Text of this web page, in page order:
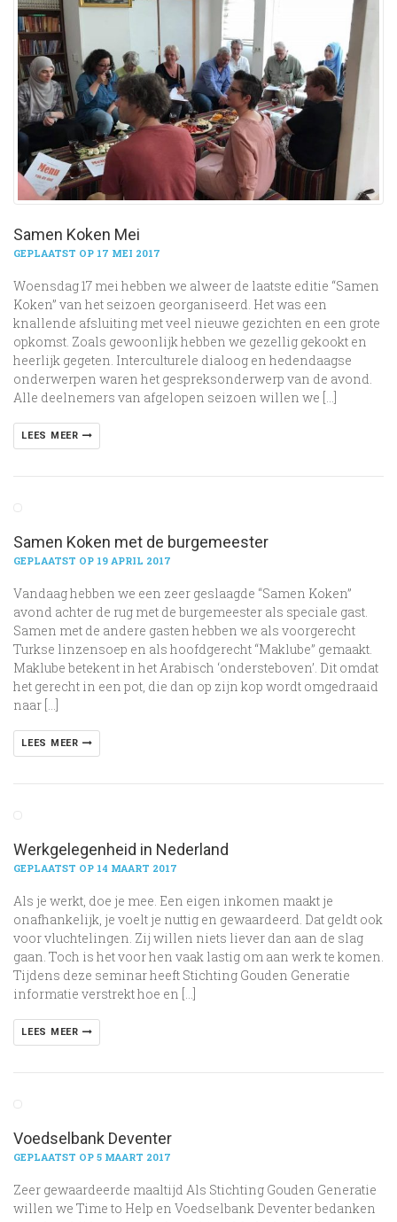
Samen Koken Mei
GEPLAATST OP 17 MEI 2017
Woensdag 17 mei hebben we alweer de laatste editie “Samen
Koken” van het seizoen georganiseerd. Het was een
knallende afsluiting met veel nieuwe gezichten en een grote
opkomst. Zoals gewoonlijk hebben we gezellig gekookt en
heerlijk gegeten. Interculturele dialoog en hedendaagse
onderwerpen waren het gespreksonderwerp van de avond.
Alle deelnemers van afgelopen seizoen willen we […]
LEES MEER
Samen Koken met de burgemeester
GEPLAATST OP 19 APRIL 2017
Vandaag hebben we een zeer geslaagde “Samen Koken”
avond achter de rug met de burgemeester als speciale gast.
Samen met de andere gasten hebben we als voorgerecht
Turkse linzensoep en als hoofdgerecht “Maklube” gemaakt.
Maklube betekent in het Arabisch ‘ondersteboven’. Dit omdat
het gerecht in een pot, die dan op zijn kop wordt omgedraaid
naar […]
LEES MEER
Werkgelegenheid in Nederland
GEPLAATST OP 14 MAART 2017
Als je werkt, doe je mee. Een eigen inkomen maakt je
onafhankelijk, je voelt je nuttig en gewaardeerd. Dat geldt ook
voor vluchtelingen. Zij willen niets liever dan aan de slag
gaan. Toch is het voor hen vaak lastig om aan werk te komen.
Tijdens deze seminar heeft Stichting Gouden Generatie
informatie verstrekt hoe en […]
LEES MEER
Voedselbank Deventer
GEPLAATST OP 5 MAART 2017
Zeer gewaardeerde maaltijd Als Stichting Gouden Generatie
willen we Time to Help en Voedselbank Deventer bedanken